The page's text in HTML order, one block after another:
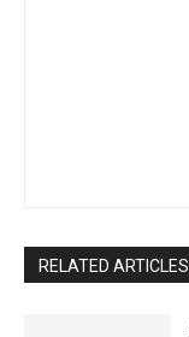
RELATED ARTICLES